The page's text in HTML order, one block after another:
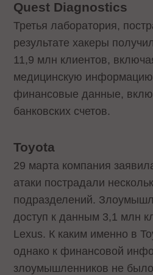
Quest Diagnostics
Третья лаборатория,
результате хакеры
11,9 млн клиентов,
медицинскую
финансовые данные,
банковских счетов.
Toyota
29 марта компания
атаки пострадали
подразделений.
доступ к данным 3,1 млн
Lexus. К каким именно в
однако к финансовой
злоумышленников не